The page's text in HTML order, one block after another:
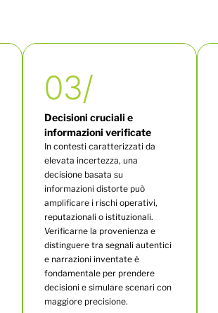
03/
Decisioni cruciali e
informazioni verificate
In contesti caratterizzati da
elevata incertezza, una
decisione basata su
informazioni distorte può
amplificare i rischi operativi,
reputazionali o istituzionali.
Verificarne la provenienza e
distinguere tra segnali autentici
e narrazioni inventate è
fondamentale per prendere
decisioni e simulare scenari con
maggiore precisione.